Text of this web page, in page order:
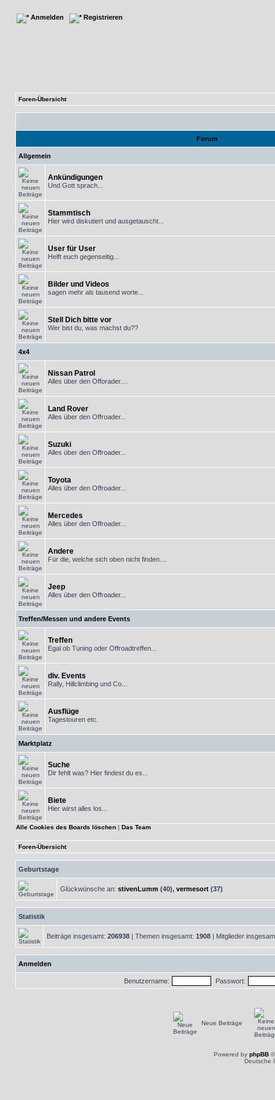
Anmelden Registrieren
Foren-Übersicht
Forum
Allgemein
Ankündigungen
Und Gott sprach...
Stammtisch
Hier wird diskutiert und ausgetauscht...
User für User
Helft euch gegenseitig...
Bilder und Videos
sagen mehr als tausend worte...
Stell Dich bitte vor
Wer bist du, was machst du??
4x4
Nissan Patrol
Alles über den Offorader....
Land Rover
Alles über den Offroader...
Suzuki
Alles über den Offroader...
Toyota
Alles über den Offroader...
Mercedes
Alles über den Offroader...
Andere
Für die, welche sich oben nicht finden....
Jeep
Alles über den Offroader...
Treffen/Messen und andere Events
Treffen
Egal ob Tuning oder Offroadtreffen...
div. Events
Rally, Hillclimbing und Co...
Ausflüge
Tagestouren etc.
Marktplatz
Suche
Dir fehlt was? Hier findest du es...
Biete
Hier wirst alles los...
Alle Cookies des Boards löschen | Das Team
Foren-Übersicht
Geburtstage
Glückwünsche an: stivenLumm (40), vermesort (37)
Statistik
Beiträge insgesamt: 206938 | Themen insgesamt: 1908 | Mitglieder
Anmelden
Benutzername: Passwort:
Neue Beiträge
Powered by phpBB
Deutsche